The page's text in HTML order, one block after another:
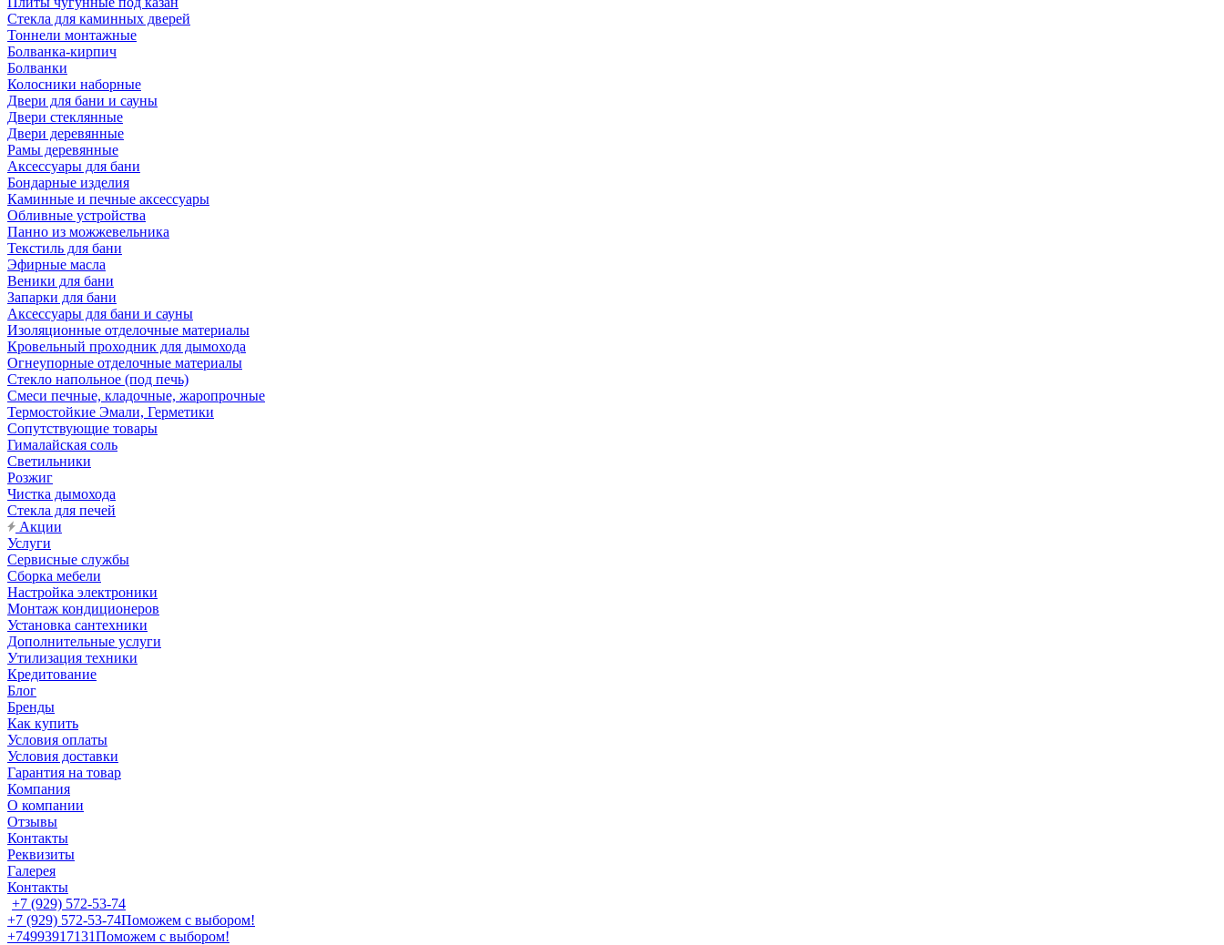
Стекла для каминных дверей
Тоннели монтажные
Болванка-кирпич
Болванки
Колосники наборные
Двери для бани и сауны
Двери стеклянные
Двери деревянные
Рамы деревянные
Аксессуары для бани
Бондарные изделия
Каминные и печные аксессуары
Обливные устройства
Панно из можжевельника
Текстиль для бани
Эфирные масла
Веники для бани
Запарки для бани
Аксессуары для бани и сауны
Изоляционные отделочные материалы
Кровельный проходник для дымохода
Огнеупорные отделочные материалы
Стекло напольное (под печь)
Смеси печные, кладочные, жаропрочные
Термостойкие Эмали, Герметики
Сопутствующие товары
Гималайская соль
Светильники
Розжиг
Чистка дымохода
Стекла для печей
Акции
Услуги
Сервисные службы
Сборка мебели
Настройка электроники
Монтаж кондиционеров
Установка сантехники
Дополнительные услуги
Утилизация техники
Кредитование
Блог
Бренды
Как купить
Условия оплаты
Условия доставки
Гарантия на товар
Компания
О компании
Отзывы
Контакты
Реквизиты
Галерея
Контакты
+7 (929) 572-53-74
+7 (929) 572-53-74Поможем с выбором!
+74993917131Поможем с выбором!